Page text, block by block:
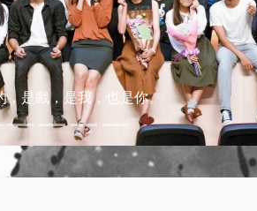
是戲，是我，也是你。